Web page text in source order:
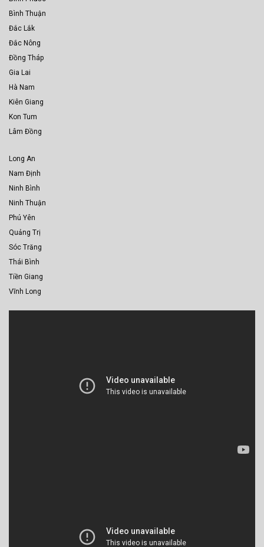
Bình Thuận
Đắc Lắk
Đắc Nông
Đồng Tháp
Gia Lai
Hà Nam
Kiên Giang
Kon Tum
Lâm Đồng
Long An
Nam Định
Ninh Bình
Ninh Thuận
Phú Yên
Quảng Trị
Sóc Trăng
Thái Bình
Tiền Giang
Vĩnh Long